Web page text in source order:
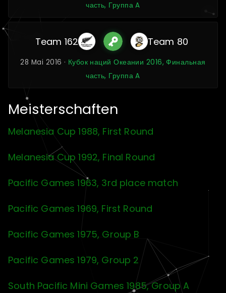
часть, Группа A
Team 162 Team 80
28 Mai 2016 · Кубок наций Океании 2016, Финальная
часть, Группа A
Meisterschaften
Melanesia Cup 1988, First Round
Melanesia Cup 1992, Final Round
Pacific Games 1963, 3rd place match
Pacific Games 1969, First Round
Pacific Games 1975, Group B
Pacific Games 1979, Group 2
South Pacific Mini Games 1985, Group A